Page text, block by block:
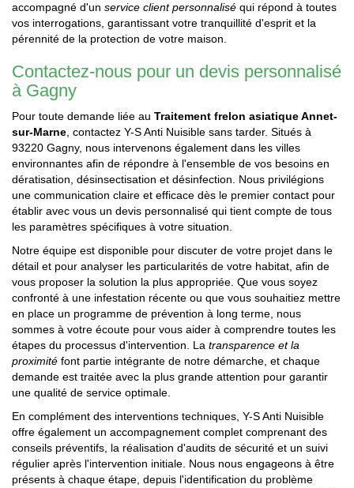
accompagné d'un service client personnalisé qui répond à toutes
vos interrogations, garantissant votre tranquillité d'esprit et la
pérennité de la protection de votre maison.
Contactez-nous pour un devis personnalisé
à Gagny
Pour toute demande liée au Traitement frelon asiatique Annet-
sur-Marne, contactez Y-S Anti Nuisible sans tarder. Situés à
93220 Gagny, nous intervenons également dans les villes
environnantes afin de répondre à l'ensemble de vos besoins en
dératisation, désinsectisation et désinfection. Nous privilégions
une communication claire et efficace dès le premier contact pour
établir avec vous un devis personnalisé qui tient compte de tous
les paramètres spécifiques à votre situation.
Notre équipe est disponible pour discuter de votre projet dans le
détail et pour analyser les particularités de votre habitat, afin de
vous proposer la solution la plus appropriée. Que vous soyez
confronté à une infestation récente ou que vous souhaitiez mettre
en place un programme de prévention à long terme, nous
sommes à votre écoute pour vous aider à comprendre toutes les
étapes du processus d'intervention. La transparence et la
proximité font partie intégrante de notre démarche, et chaque
demande est traitée avec la plus grande attention pour garantir
une qualité de service optimale.
En complément des interventions techniques, Y-S Anti Nuisible
offre également un accompagnement complet comprenant des
conseils préventifs, la réalisation d'audits de sécurité et un suivi
régulier après l'intervention initiale. Nous nous engageons à être
présents à chaque étape, depuis l'identification du problème